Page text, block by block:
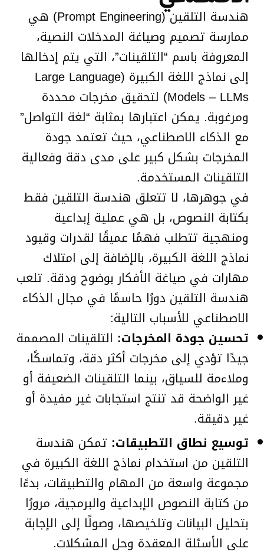
هندسة التلقين (Prompt Engineering) هي
ممارسة تصميم وصياغة المدخلات النصية،
المعروفة باسم “التلقينات”، التي يتم إدخالها
إلى نماذج اللغة الكبيرة (Large Language
Models – LLMs) لتحقيق مخرجات محددة
ومرغوبة. يمكن اعتبارها بمثابة “لغة التواصل”
مع الذكاء الاصطناعي، حيث تعتمد جودة
المخرجات بشكل كبير على مدى دقة وفعالية
التلقينات المستخدمة.
في جوهرها، لا تتعلق هندسة التلقين فقط
بكتابة النصوص، بل هي عملية إبداعية
ومنهجية تتطلب فهمًا عميقًا لقدرات وقيود
نماذج اللغة الكبيرة، بالإضافة إلى امتلاك
مهارات في صياغة الأفكار بوضوح ودقة. تلعب
هندسة التلقين دورًا حاسمًا في مجال الذكاء
الاصطناعي للأسباب التالية:
تحسين جودة المخرجات: التلقينات المصممة
جيدًا تؤدي إلى مخرجات أكثر دقة، وتماسكًا،
وملاءمة للسياق، بينما التلقينات الضعيفة أو
غير الواضحة قد تنتج استجابات غير مفيدة أو
غير دقيقة.
توسيع نطاق التطبيقات: تمكن هندسة
التلقين من استخدام نماذج اللغة الكبيرة في
مجموعة واسعة من المهام والتطبيقات، بدءًا
من كتابة النصوص الإبداعية والبرمجية، مرورًا
بتحليل البيانات وتلخيصها، وصولًا إلى الإجابة
على الأسئلة المعقدة وحل المشكلات.